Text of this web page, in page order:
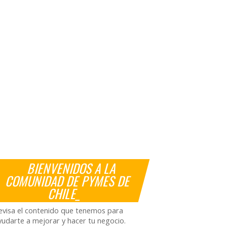
BIENVENIDOS A LA
COMUNIDAD DE PYMES DE
CHILE_
el contenido que tenemos para
a mejorar y hacer tu negocio.